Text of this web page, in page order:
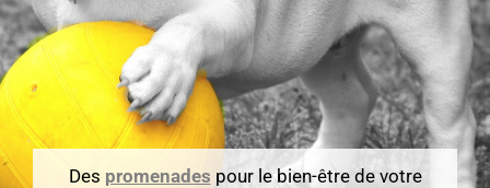
Des promenades pour le bien-être de votre